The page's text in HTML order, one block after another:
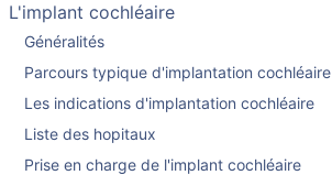
L'implant cochléaire
Généralités
Parcours typique d'implantation cochléaire
Les indications d'implantation cochléaire
Liste des hopitaux
Prise en charge de l'implant cochléaire